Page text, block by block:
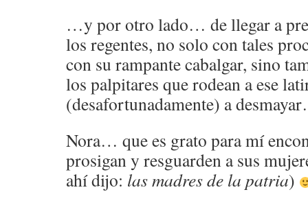
…y por otro lado… de llegar a
los regentes, no solo con tales
con su rampante cabalgar, sino
los palpitares que rodean a ese
(desafortunadamente) a
Nora… que es grato para mí
prosigan y resguarden a sus
ahí dijo: las madres de la patria)